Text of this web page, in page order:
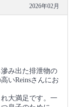
2026年02月
み出た排泄物の
いReinsさんにお
大満足です。一